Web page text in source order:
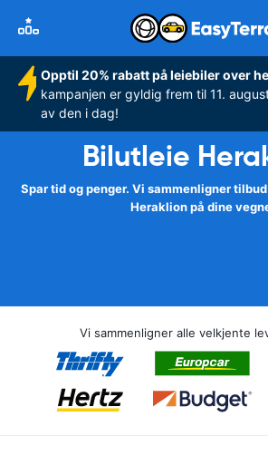
Opptil 20% rabatt på leiebiler over
kampanjen er gyldig frem til 11.
av den i dag!
Bilutleie
Spar tid og penger. Vi sammenligner
Heraklion på dine
Vi sammenligner alle velkjente